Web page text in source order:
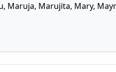
Maruja, Marujita, Mary,